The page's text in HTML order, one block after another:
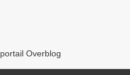
Overblog